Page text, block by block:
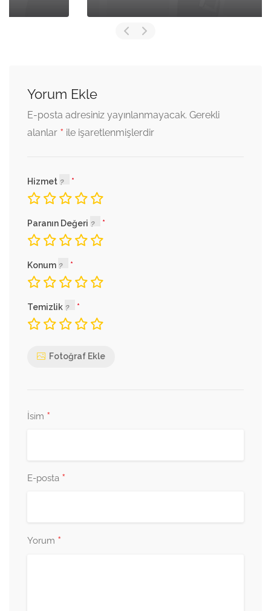
Yorum Ekle
E-posta adresiniz yayınlanmayacak. Gerekli
alanlar * ile işaretlenmişlerdir
Hizmet
Paranın Değeri
Konum
Temizlik
Fotoğraf Ekle
İsim *
E-posta *
Yorum *